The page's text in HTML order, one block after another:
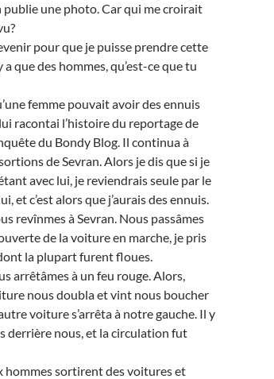
publie une photo. Car qui me croirait
pour que je puisse prendre cette
que des hommes, qu’est-ce que tu
femme pouvait avoir des ennuis
racontai l’histoire du reportage de
du Bondy Blog. Il continua à
de Sevran. Alors je dis que si je
avec lui, je reviendrais seule par le
et c’est alors que j’aurais des ennuis.
revînmes à Sevran. Nous passâmes
de la voiture en marche, je pris
la plupart furent floues.
arrêtâmes à un feu rouge. Alors,
nous doubla et vint nous boucher
voiture s’arrêta à notre gauche. Il y
derrière nous, et la circulation fut
hommes sortirent des voitures et